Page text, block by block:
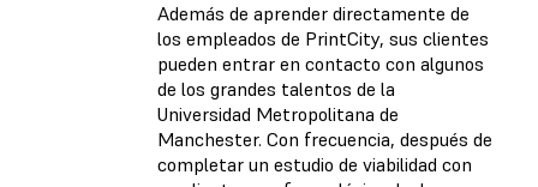
Además de aprender directamente de
los empleados de PrintCity, sus clientes
pueden entrar en contacto con algunos
de los grandes talentos de la
Universidad Metropolitana de
Manchester. Con frecuencia, después de
completar un estudio de viabilidad con